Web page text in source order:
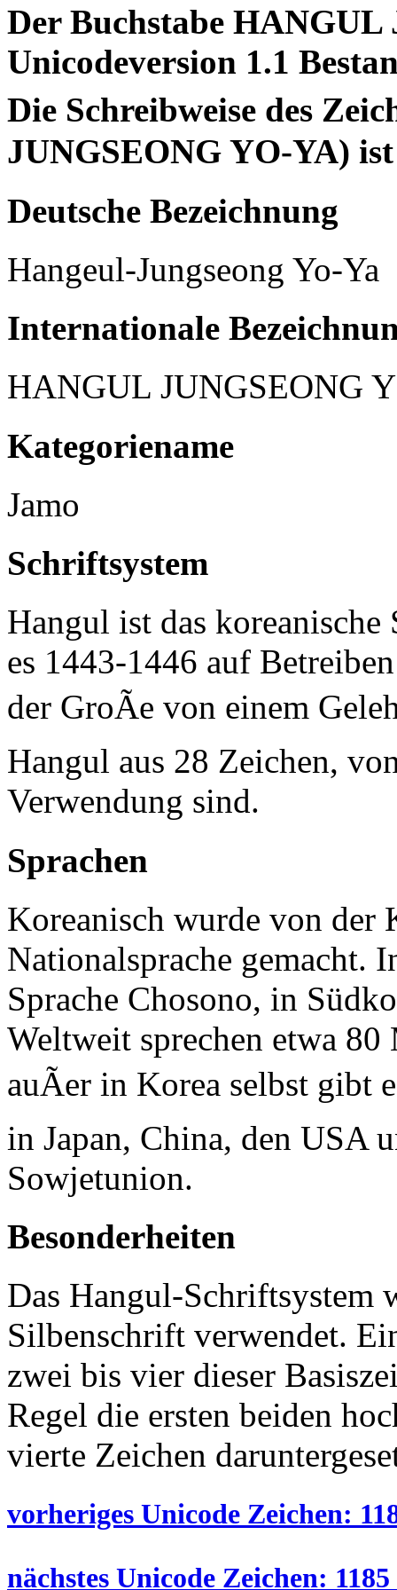
Der Buchstabe HANGUL
Unicodeversion 1.1
Die Schreibweise des
JUNGSEONG YO-YA)
Deutsche Bezeichnung
Hangeul-Jungseong Yo-Ya
Internationale
HANGUL JUNGSEONG
Kategoriename
Jamo
Schriftsystem
Hangul ist das
es 1443-1446 auf
der GroÃe von einem
Hangul aus 28 Zeichen,
Verwendung sind.
Sprachen
Koreanisch wurde von der
Nationalsprache gemacht.
Sprache Chosono, in
Weltweit sprechen etwa
auÃer in Korea selbst gibt
in Japan, China, den USA
Sowjetunion.
Besonderheiten
Das Hangul-Schriftsystem
Silbenschrift verwendet.
zwei bis vier dieser
Regel die ersten beiden
vierte Zeichen
vorheriges Unicode Zeichen:
nächstes Unicode Zeichen: